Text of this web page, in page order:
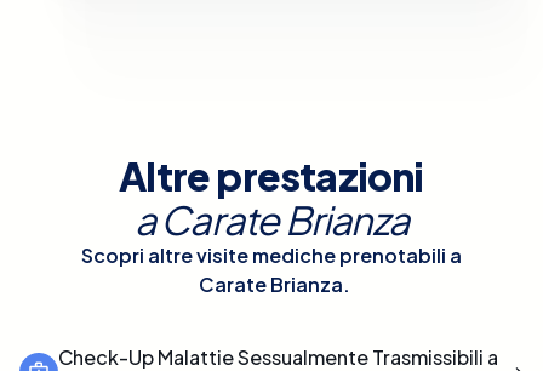
Altre prestazioni
aCarate Brianza
Scopri altre visite mediche prenotabili a
Carate Brianza.
Check-Up Malattie Sessualmente Trasmissibili a